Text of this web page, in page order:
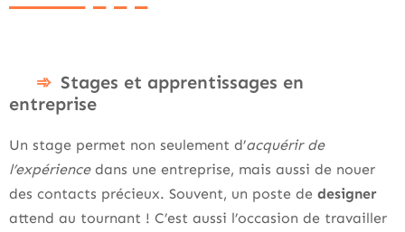
Stages et apprentissages en
entreprise
Un stage permet non seulement d’acquérir de
l’expériencedans une entreprise, mais aussi de nouer
des contacts précieux. Souvent, un poste de designer
attend au tournant ! C’est aussi l’occasion de travailler